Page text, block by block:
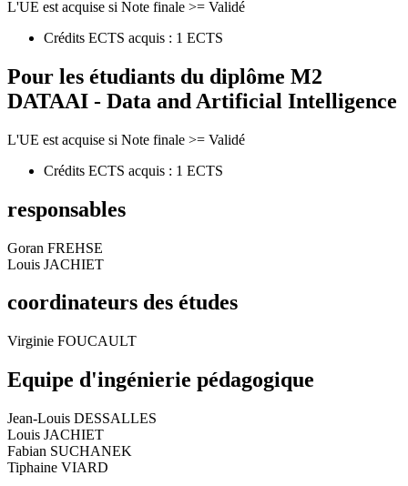
L'UE est acquise si Note finale >= Validé
Crédits ECTS acquis : 1 ECTS
Pour les étudiants du diplôme M2
DATAAI - Data and Artificial Intelligence
L'UE est acquise si Note finale >= Validé
Crédits ECTS acquis : 1 ECTS
responsables
Goran FREHSE
Louis JACHIET
coordinateurs des études
Virginie FOUCAULT
Equipe d'ingénierie pédagogique
Jean-Louis DESSALLES
Louis JACHIET
Fabian SUCHANEK
Tiphaine VIARD